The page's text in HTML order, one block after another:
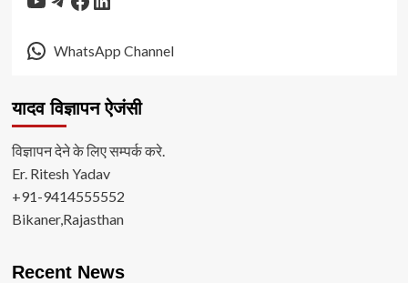
WhatsApp Channel
यादव विज्ञापन ऐजंसी
विज्ञापन देने के लिए सम्पर्क करे.
Er. Ritesh Yadav
+91-9414555552
Bikaner,Rajasthan
Recent News